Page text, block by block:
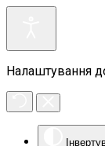
Налаштування